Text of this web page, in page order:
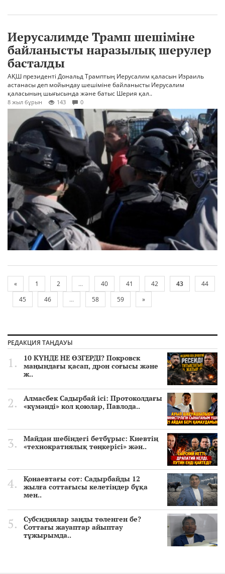
Иерусалимде Трамп шешіміне
байланысты наразылық шерулер
басталды
АҚШ президенті Дональд Трамптың Иерусалим қаласын Израиль
астанасы деп мойындау шешіміне байланысты Иерусалим
қаласының шығысында және батыс Шерия қал..
8 жыл бұрын 143 0
« 1 2 ... 40 41 42 43
44
45
46 ... 58 59 »
РЕДАКЦИЯ ТАҢДАУЫ
10 КҮНДЕ НЕ ӨЗГЕРДІ? Покровск
маңындағы қасап, дрон соғысы және
ж..
Алмасбек Садырбай ісі: Протоколдағы
«күмәнді» кол қоюлар, Павлода..
Майдан шебіндегі бетбұрыс: Киевтің
«технократиялық төңкерісі» жән..
Қонаевтағы сот: Садырбайды 12
жылға соттағысы келетіндер бұқа
мен..
Субсидиялар заңды төленген бе?
Соттағы жауаптар айыптау
тұжырымда..